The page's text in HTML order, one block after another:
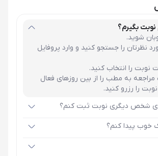
بگیرم؟
شوید.
نظرتان را جستجو کنید و وارد پروفایل
نوبت را انتخاب کنید.
به مطب را از بین روزهای فعال
را رزرو کنید.
شخص دیگری نوبت ثبت کنم؟
خوب پیدا کنم؟